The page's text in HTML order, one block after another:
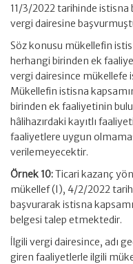
11/3/2022 tarihinde istisna
vergi dairesine
Söz konusu mükellefin
herhangi birinden ek
vergi dairesince mükellefe
Mükellefin istisna
birinden ek faaliyetinin
hâlihazırdaki kayıtlı
faaliyetlere uygun
verilemeyecektir.
Örnek 10:Ticari kazanç
mükellef (I), 4/2/2022
başvurarak istisna
belgesi talep etmektedir.
İlgili vergi dairesince, adı
giren faaliyetlerle ilgili